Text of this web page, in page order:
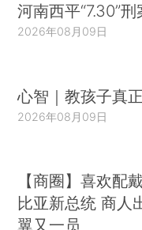
河南西平“7.30”
2026年08月09日
心智｜教孩子真
2026年08月09日
【商圈】喜欢配
比亚新总统 商人
翼又一员